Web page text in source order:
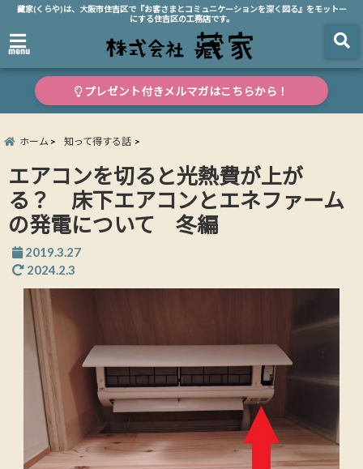
藏家(くらや)は、大阪市住吉区で『お客さまとコミュニケーションを深く図る』をモットー
にする住吉区の工務店です。
menu
プレゼント付きメルマガはこちらから！
ホーム 知って得する話
エアコンを切ると光熱費が上が
る？ 床下エアコンとエネファーム
の発電について 冬編
2019.3.27
2024.2.3